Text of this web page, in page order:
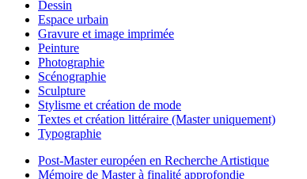
Dessin
Espace urbain
Gravure et image imprimée
Peinture
Photographie
Scénographie
Sculpture
Stylisme et création de mode
Textes et création littéraire (Master uniquement)
Typographie
Post-Master européen en Recherche Artistique
Mémoire de Master à finalité approfondie